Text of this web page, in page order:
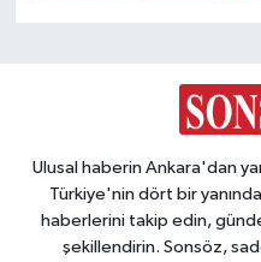
Ulusal haberin Ankara'dan
Türkiye'nin dört bir
haberlerini takip edin,
şekillendirin. Sonsöz,